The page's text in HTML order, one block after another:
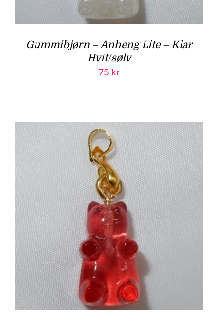
Gummibjørn – Anheng Lite – Klar
Hvit/sølv
75 kr